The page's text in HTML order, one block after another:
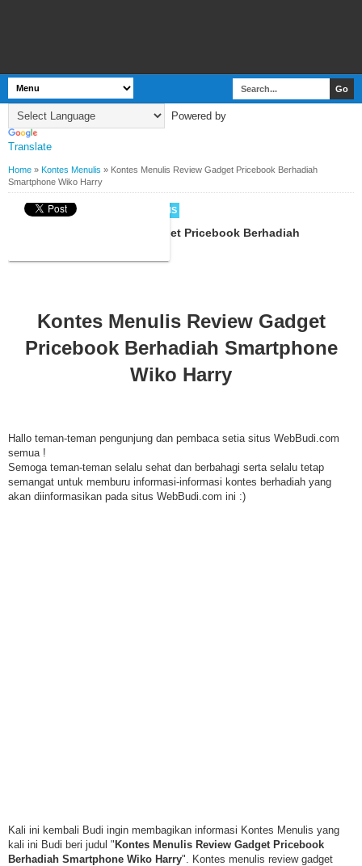
Powered by
Translate
Home » Kontes Menulis » Kontes Menulis Review Gadget Pricebook Berhadiah
Smartphone Wiko Harry
BYWEBBUDI.COM KONTES MENULIS
Kontes Menulis Review Gadget Pricebook Berhadiah
Kontes Menulis Review Gadget
Pricebook Berhadiah Smartphone
Wiko Harry
Hallo teman-teman pengunjung dan pembaca setia situs WebBudi.com
semua !
Semoga teman-teman selalu sehat dan berbahagi serta selalu tetap
semangat untuk memburu informasi-informasi kontes berhadiah yang
akan diinformasikan pada situs WebBudi.com ini :)
Kali ini kembali Budi ingin membagikan informasi Kontes Menulis yang
kali ini Budi beri judul "Kontes Menulis Review Gadget Pricebook
Berhadiah Smartphone Wiko Harry". Kontes menulis review gadget